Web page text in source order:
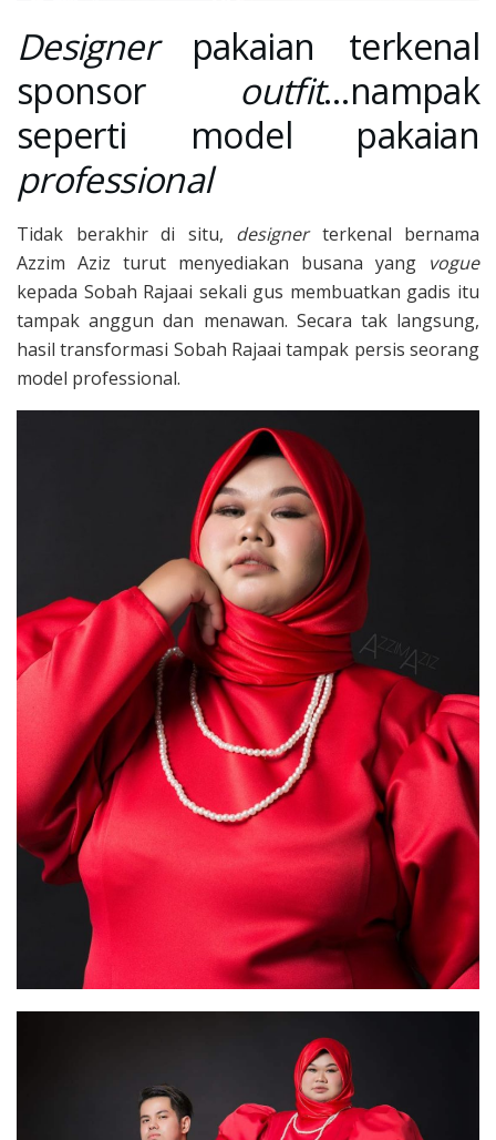
Designerpakaian terkenal
sponsor outfit…nampak
seperti model pakaian
professional
Tidak berakhir di situ, designerterkenal bernama
Azzim Aziz turut menyediakan busana yang vogue
kepada Sobah Rajaai sekali gus membuatkan gadis itu
tampak anggun dan menawan. Secara tak langsung,
hasil transformasi Sobah Rajaai tampak persis seorang
model professional.